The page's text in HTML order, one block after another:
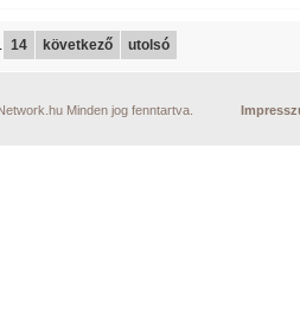
14 következő utolsó
Minden jog fenntartva.